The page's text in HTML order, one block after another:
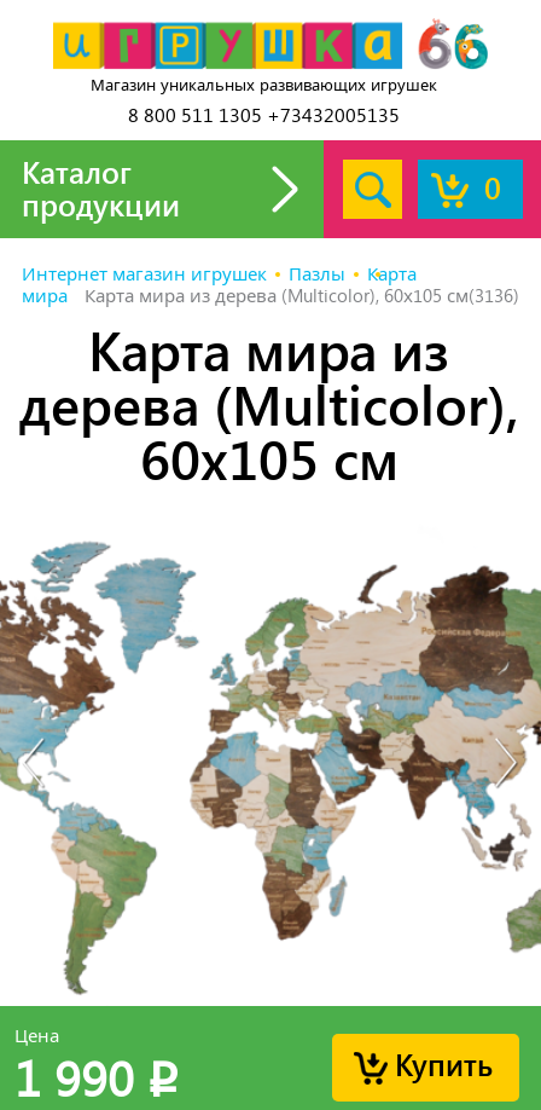
Магазин уникальных развивающих игрушек
8 800 511 1305 +73432005135
0
Каталог
продукции
Интернет магазин игрушек Пазлы
Карта
мира
Карта мира из дерева (Multicolor), 60х105 см(3136)
Карта мира из
дерева (Multicolor),
60х105 см
Купить
Цена
1 990 p